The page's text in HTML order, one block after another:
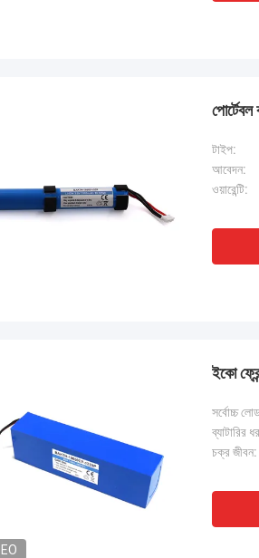
টাইপ:
আবেদন:
ওয়ারেন্টি:
ইকো
ব্যাটারির
চক্র জীবন: